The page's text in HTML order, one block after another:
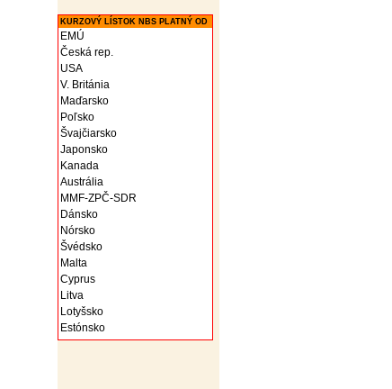
KURZOVÝ LÍSTOK NBS PLATNÝ OD
EMÚ
Česká rep.
USA
V. Británia
Maďarsko
Poľsko
Švajčiarsko
Japonsko
Kanada
Austrália
MMF-ZPČ-SDR
Dánsko
Nórsko
Švédsko
Malta
Cyprus
Litva
Lotyšsko
Estónsko